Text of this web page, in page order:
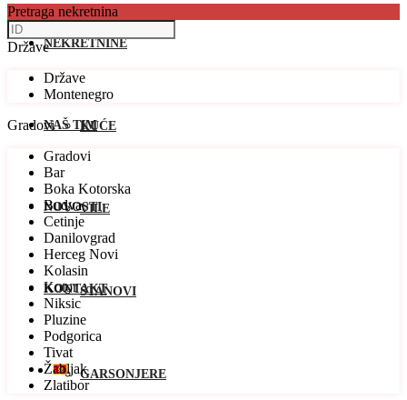
NEKRETNINE
KUĆE
VILE
STANOVI
GARSONJERE
NAŠ TIM
NOVOSTI
KONTAKT
Pretraga nekretnina
Države
Države
Montenegro
Gradovi
Gradovi
Bar
Boka Kotorska
Budva
Cetinje
Danilovgrad
Herceg Novi
Kolasin
Kotor
Niksic
Pluzine
Podgorica
Tivat
Žabljak
Zlatibor